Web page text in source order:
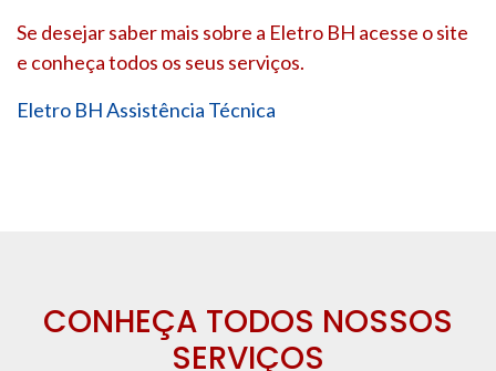
Se desejar saber mais sobre a Eletro BH acesse o site
e conheça todos os seus serviços.
Eletro BH Assistência Técnica
CONHEÇA TODOS NOSSOS
SERVIÇOS